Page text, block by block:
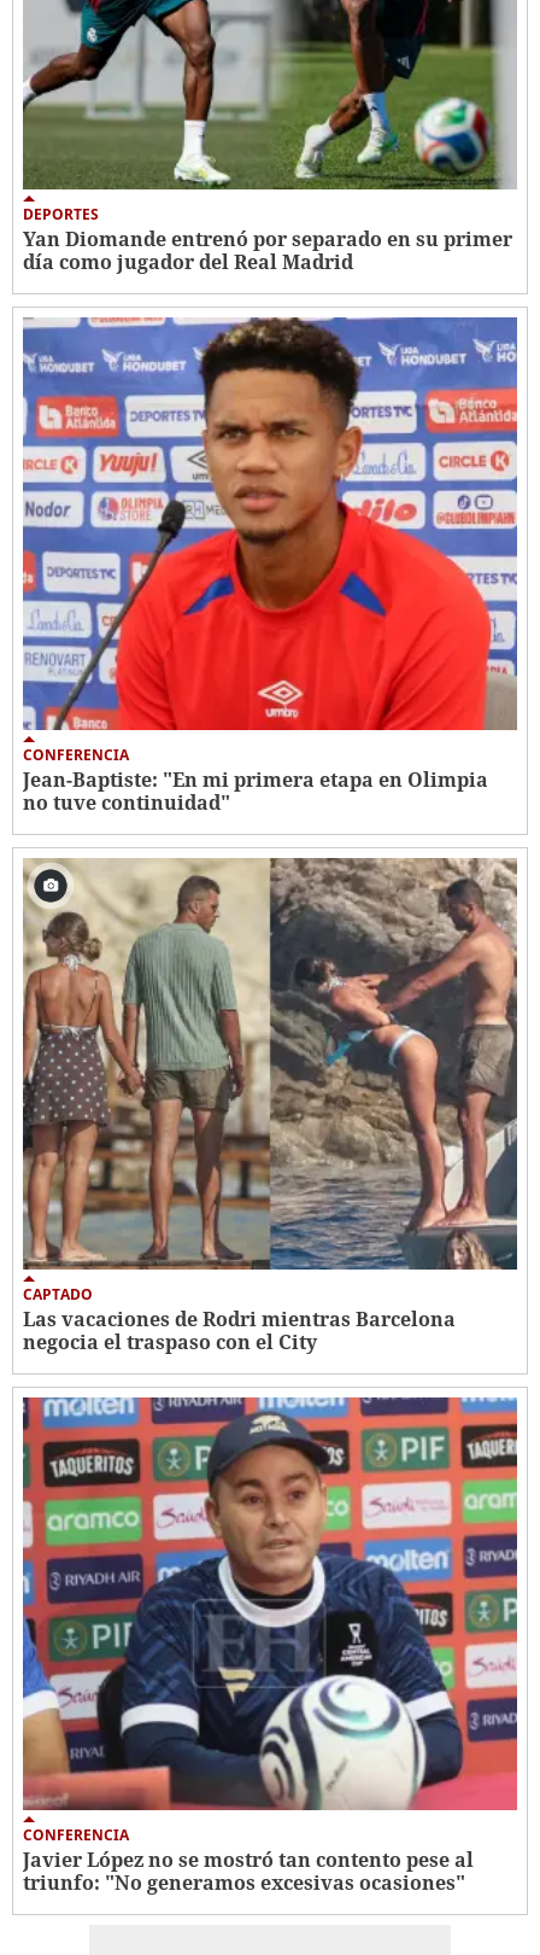
DEPORTES
Yan Diomande entrenó por separado en su primer
día como jugador del Real Madrid
CONFERENCIA
Jean-Baptiste: "En mi primera etapa en Olimpia
no tuve continuidad"
CAPTADO
Las vacaciones de Rodri mientras Barcelona
negocia el traspaso con el City
CONFERENCIA
Javier López no se mostró tan contento pese al
triunfo: "No generamos excesivas ocasiones"